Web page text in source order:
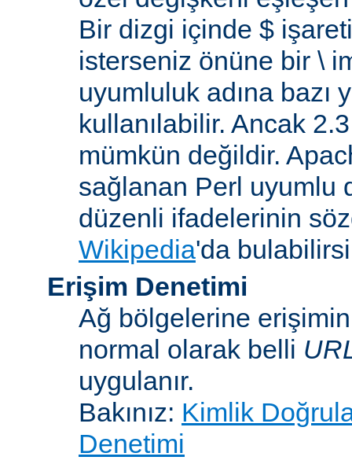
Bir dizgi içinde $
isterseniz önüne bir \
uyumluluk adına
kullanılabilir. Ancak
mümkün değildir.
sağlanan Perl uyumlu
düzenli ifadelerinin
Wikipedia'da
Erişim Denetimi
Ağ bölgelerine erişimin
normal olarak belli
uygulanır.
Bakınız: Kimlik
Denetimi